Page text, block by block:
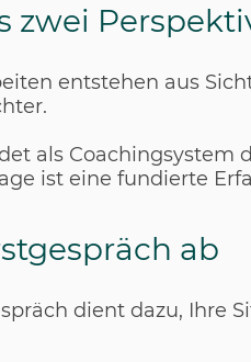
zwei
entstehen aus
als
ist eine fundierte
ab
dient dazu, Ihre